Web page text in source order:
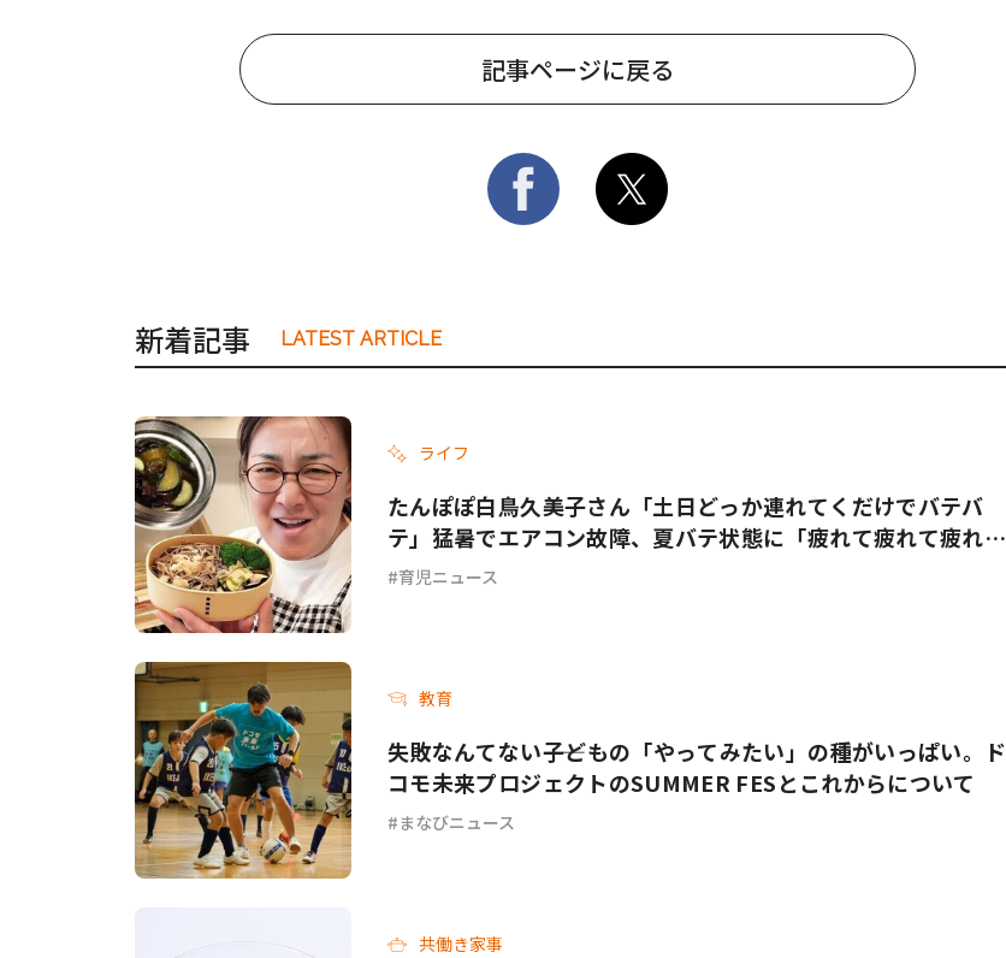
記事ページに戻る
新着記事 LATEST ARTICLE
ライフ
たんぽぽ白鳥久美子さん「土日どっか連れてくだけでバテバ
テ」猛暑でエアコン故障、夏バテ状態に「疲れて疲れて疲れ果
てて…」
育児ニュース
教育
失敗なんてない――子どもの「やってみたい」の種がいっぱい。ド
コモ未来プロジェクトのSUMMER FESとこれからについて
まなびニュース
共働き家事